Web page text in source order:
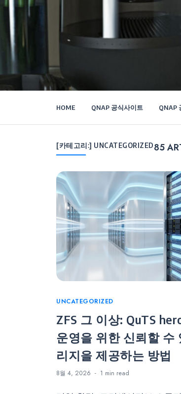
HOME QNAP 공식사이트 QNAP
[카테고리:] UNCATEGORIZED85
Categories
UNCATEGORIZED
ZFS 그 이상: QuTS
운영을 위한 신뢰할 수
리지을 제공하는 방법
8월 4, 2026 1 min read